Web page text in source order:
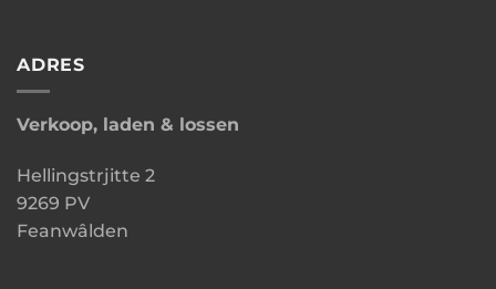
ADRES
Verkoop, laden & lossen
Hellingstrjitte 2
9269 PV
Feanwâlden